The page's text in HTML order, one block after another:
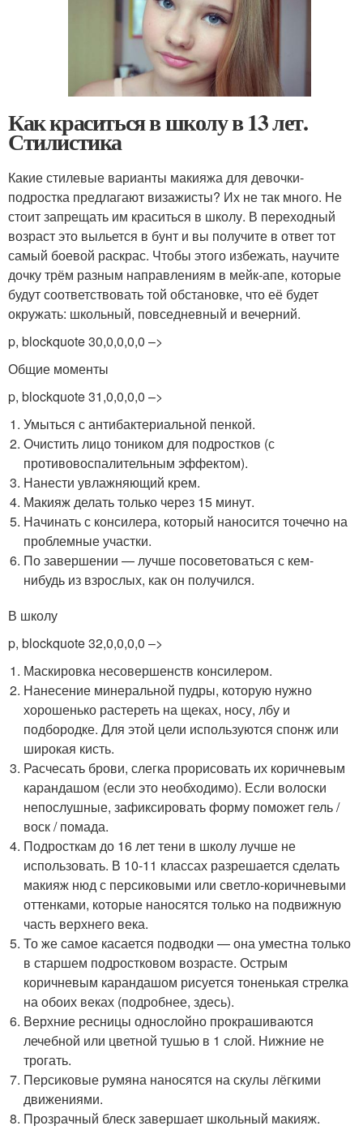
Как краситься в школу в 13 лет.
Стилистика
Какие стилевые варианты макияжа для девочки-
подростка предлагают визажисты? Их не так много. Не
стоит запрещать им краситься в школу. В переходный
возраст это выльется в бунт и вы получите в ответ тот
самый боевой раскрас. Чтобы этого избежать, научите
дочку трём разным направлениям в мейк-апе, которые
будут соответствовать той обстановке, что её будет
окружать: школьный, повседневный и вечерний.
p, blockquote 30,0,0,0,0 –>
Общие моменты
p, blockquote 31,0,0,0,0 –>
Умыться с антибактериальной пенкой.
Очистить лицо тоником для подростков (с
противовоспалительным эффектом).
Нанести увлажняющий крем.
Макияж делать только через 15 минут.
Начинать с консилера, который наносится точечно на
проблемные участки.
По завершении — лучше посоветоваться с кем-
нибудь из взрослых, как он получился.
В школу
p, blockquote 32,0,0,0,0 –>
Маскировка несовершенств консилером.
Нанесение минеральной пудры, которую нужно
хорошенько растереть на щеках, носу, лбу и
подбородке. Для этой цели используются спонж или
широкая кисть.
Расчесать брови, слегка прорисовать их коричневым
карандашом (если это необходимо). Если волоски
непослушные, зафиксировать форму поможет гель /
воск / помада.
Подросткам до 16 лет тени в школу лучше не
использовать. В 10-11 классах разрешается сделать
макияж нюд с персиковыми или светло-коричневыми
оттенками, которые наносятся только на подвижную
часть верхнего века.
То же самое касается подводки — она уместна только
в старшем подростковом возрасте. Острым
коричневым карандашом рисуется тоненькая стрелка
на обоих веках (подробнее, здесь).
Верхние ресницы однослойно прокрашиваются
лечебной или цветной тушью в 1 слой. Нижние не
трогать.
Персиковые румяна наносятся на скулы лёгкими
движениями.
Прозрачный блеск завершает школьный макияж.